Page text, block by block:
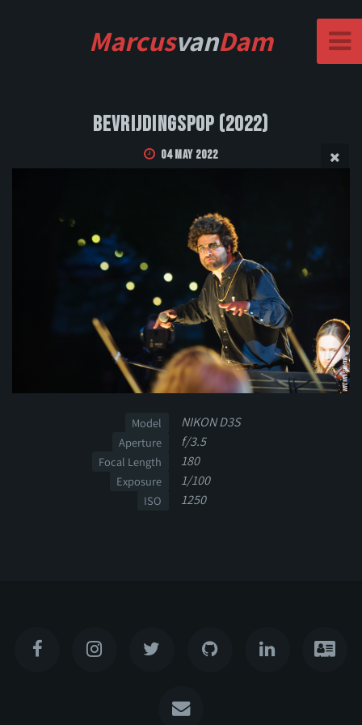
MarcusvanDam
Bevrijdingspop (2022)
04 May 2022
Model NIKON D3S
Aperture f/3.5
Focal Length 180
Exposure 1/100
ISO 1250